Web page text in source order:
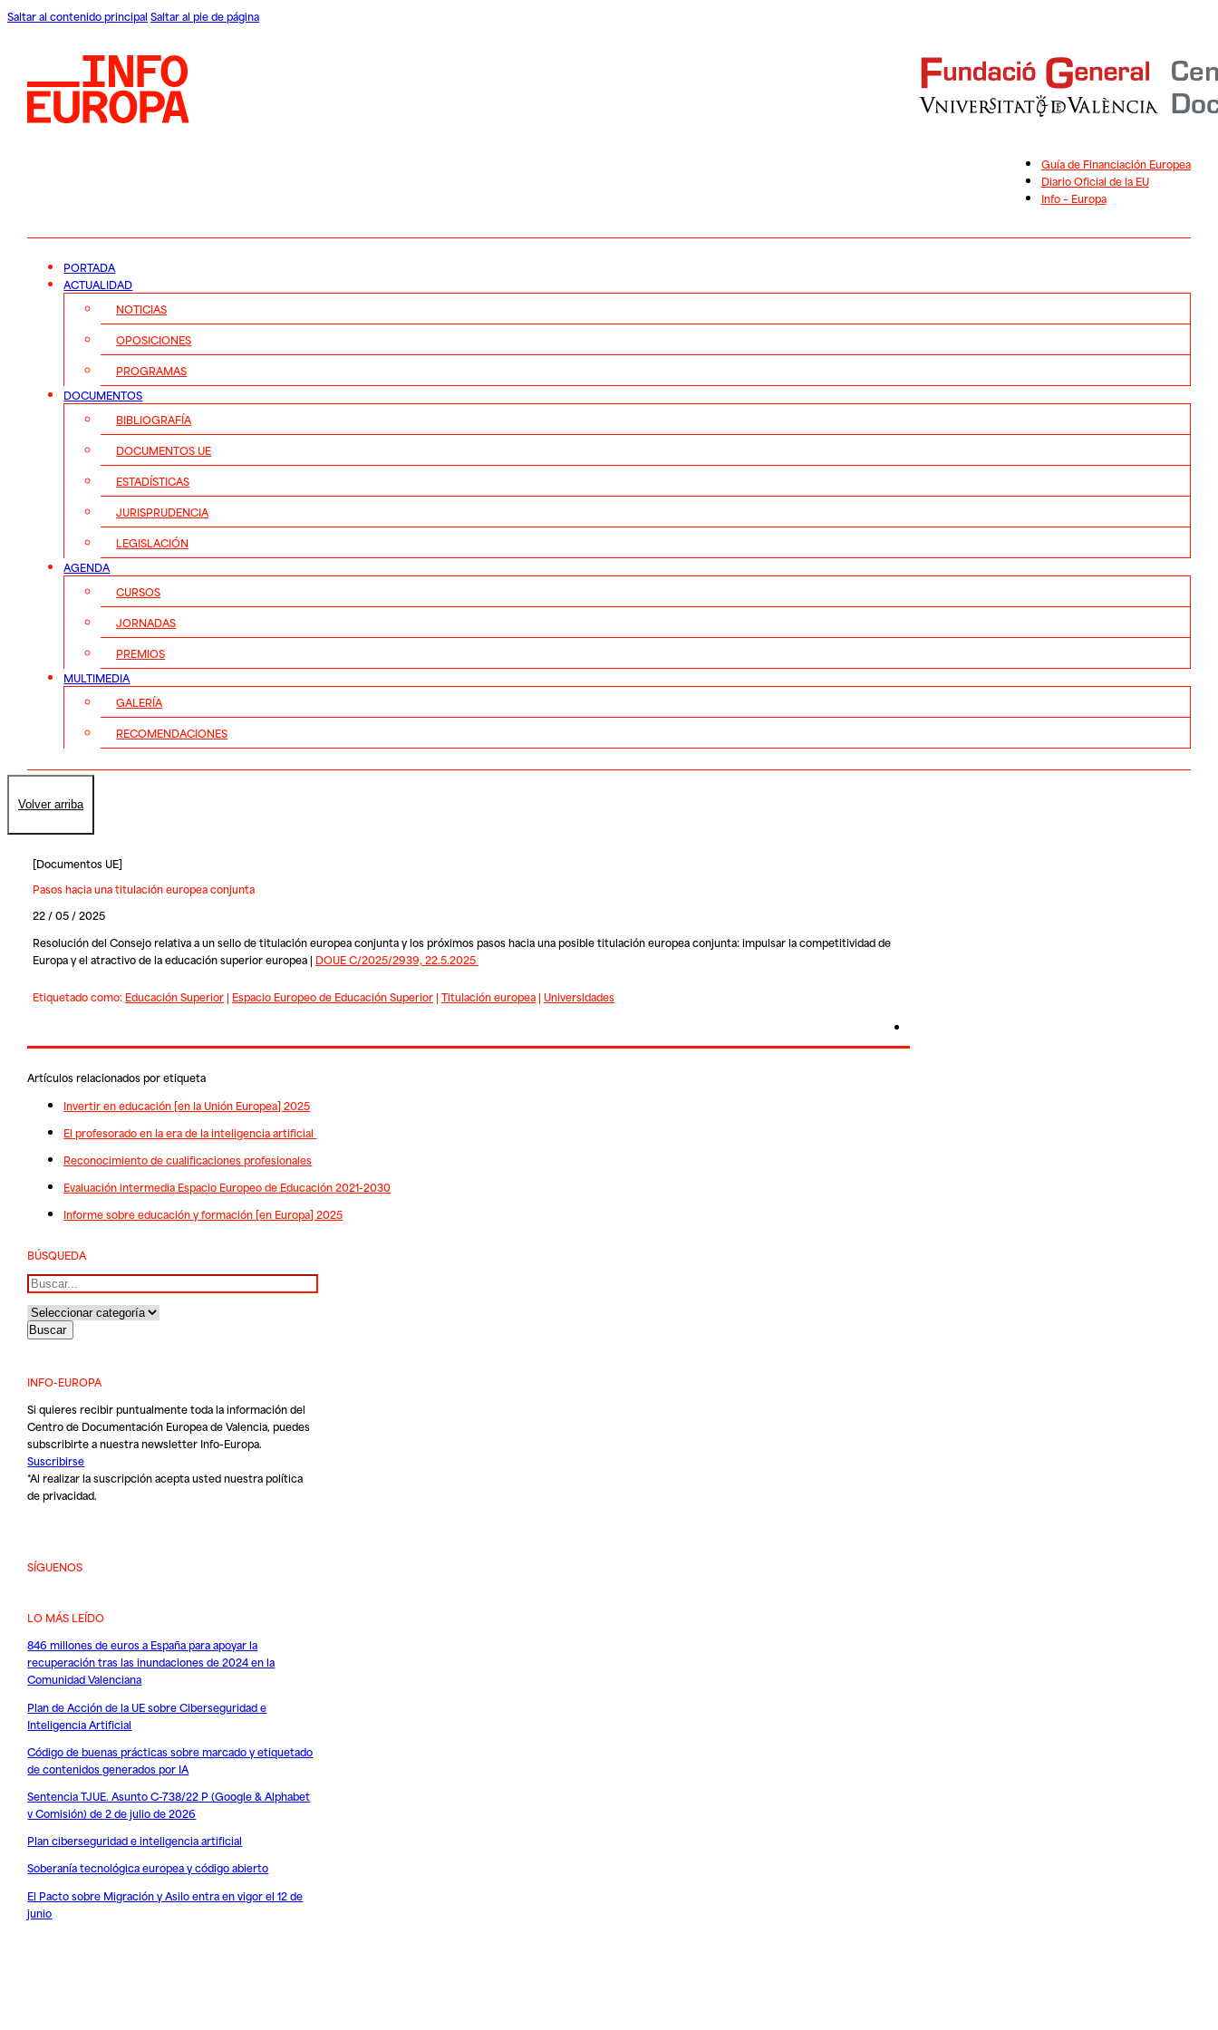
Saltar al contenido principal Saltar al pie de página
Guía de Financiación Europea
Diario Oficial de la EU
Info – Europa
PORTADA
ACTUALIDAD
NOTICIAS
OPOSICIONES
PROGRAMAS
DOCUMENTOS
BIBLIOGRAFÍA
DOCUMENTOS UE
ESTADÍSTICAS
JURISPRUDENCIA
LEGISLACIÓN
AGENDA
CURSOS
JORNADAS
PREMIOS
MULTIMEDIA
GALERÍA
RECOMENDACIONES
Volver arriba
[Documentos UE]
Pasos hacia una titulación europea conjunta
22 / 05 / 2025
Resolución del Consejo relativa a un sello de titulación europea conjunta y los próximos pasos hacia una posible titulación europea conjunta: impulsar la competitividad de
Europa y el atractivo de la educación superior europea | DOUE C/2025/2939, 22.5.2025
Etiquetado como: Educación Superior| Espacio Europeo de Educación Superior| Titulación europea| Universidades
Artículos relacionados por etiqueta
Invertir en educación [en la Unión Europea] 2025
El profesorado en la era de la inteligencia artificial
Reconocimiento de cualificaciones profesionales
Evaluación intermedia Espacio Europeo de Educación 2021-2030
Informe sobre educación y formación [en Europa] 2025
BÚSQUEDA
Buscar
INFO-EUROPA
Si quieres recibir puntualmente toda la información del
Centro de Documentación Europea de Valencia, puedes
subscribirte a nuestra newsletter Info-Europa.
Suscribirse
*Al realizar la suscripción acepta usted nuestrapolítica
de privacidad.
SÍGUENOS
LO MÁS LEÍDO
846 millones de euros a España para apoyar la
recuperación tras las inundaciones de 2024 en la
Comunidad Valenciana
Plan de Acción de la UE sobre Ciberseguridad e
Inteligencia Artificial
Código de buenas prácticas sobre marcado y etiquetado
de contenidos generados por IA
Sentencia TJUE. Asunto C-738/22 P (Google & Alphabet
v Comisión) de 2 de julio de 2026
Plan ciberseguridad e inteligencia artificial
Soberanía tecnológica europea y código abierto
El Pacto sobre Migración y Asilo entra en vigor el 12 de
junio